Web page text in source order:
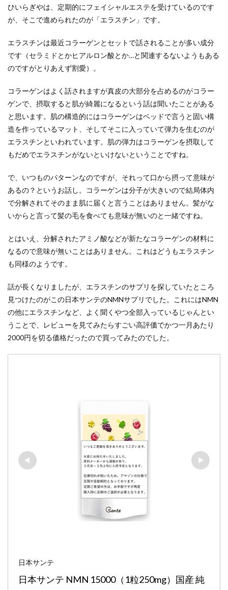
ひいらぎやは、定期的にフェイシャルエステを受けているのです
が、そこで進められたのが「エラスチン」です。
エラスチンは最近コラーゲンとセットで話されることが多い成分
です（セラミドとかヒアルロン酸とか…と関連するないようもある
のですがとりあえず割愛）。
コラーゲンはよく話されますが真皮の大部分を占めるのがコラー
ゲンで、摂取すると肌が綺麗になるという話は聞いたことがある
と思います。肌の構造的にはコラーゲンはベッドで言うと固い構
造を作っているマット、そしてそこに入っていて弾力を生むのが
エラスチンといわれています。肌の弾力はコラーゲンを摂取して
もだめでエラスチンがないといけないということですね。
で、いつものパターンなのですが、それって口から摂って意味が
あるの？というお話し。コラーゲンは分子が大きいので結局体内
で分解されてそのまま肌に届くと言うことはありません。髪がな
いからと言って髪の毛を食べても意味が無いのと一緒ですね。
とはいえ、分解されたアミノ酸などが新たなコラーゲンの材料に
なるので意味が無いことはありません。これはどうもエラスチン
も同様のようです。
話が長くなりましたが、エラスチンのサプリを探していたところ
見つけたのがこの日本サンテのNMNサプリでした。これにはNMN
の他にエラスチンなど、よく聞くやつ全部入っているじゃんとい
うことで、レビューを見てみたらすごい高評価でかつ一月あたり
2000円を切る価格だったので買ってみたのでした。
日本サンテ
日本サンテ NMN 15000（1粒250mg）国産 純